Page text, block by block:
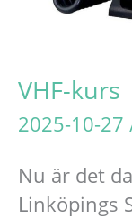
VHF-kurs
2025-10-27
Nu är det
Linköpings